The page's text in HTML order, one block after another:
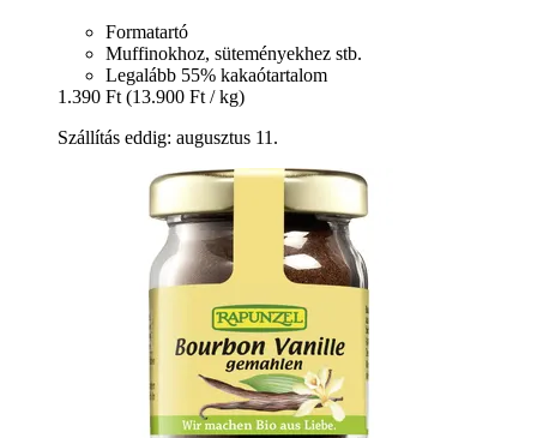
Formatartó
Muffinokhoz, süteményekhez stb.
Legalább 55% kakaótartalom
1.390 Ft (13.900 Ft / kg)
Szállítás eddig: augusztus 11.